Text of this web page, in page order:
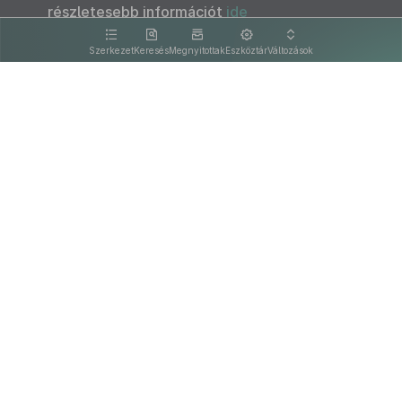
SzerkezetKeresésMegnyitottakEszköztárVáltozások
részletesebb információt ide
kattintva olvashat.